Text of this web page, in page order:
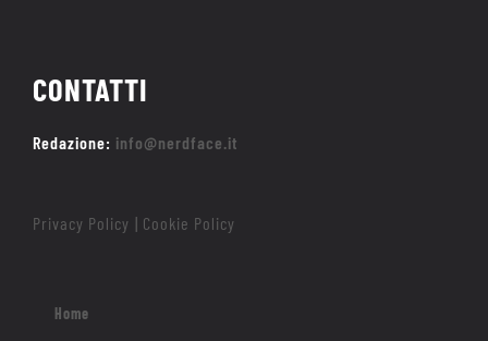
CONTATTI
Redazione: info@nerdface.it
Privacy Policy Cookie Policy
Home